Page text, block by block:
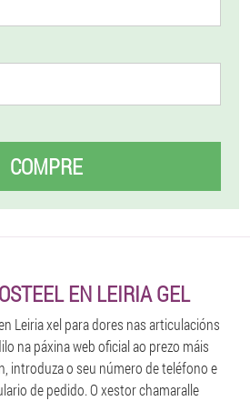
COMPRE
EN LEIRIA GEL
Leiria xel para dores nas articulacións
na páxina web oficial ao prezo máis
introduza o seu número de teléfono e
de pedido. O xestor chamaralle